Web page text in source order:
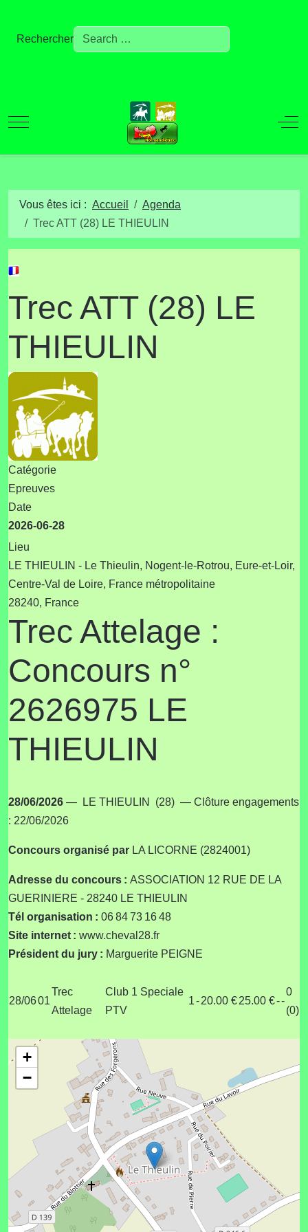
Rechercher
Mobile Menu Toggle Off-
Vous êtes ici : Accueil
Agenda
Trec ATT (28) LE THIEULIN
Trec ATT (28) LE
THIEULIN
Catégorie
Epreuves
Date
2026-06-28
Lieu
LE THIEULIN - Le Thieulin, Nogent-le-Rotrou, Eure-et-Loir,
Centre-Val de Loire, France métropolitaine
28240, France
Trec Attelage :
Concours n°
2626975 LE
THIEULIN
28/06/2026 — LE THIEULIN (28) — Clôture engagements
: 22/06/2026
Concours organisé par LA LICORNE (2824001)
Adresse du concours : ASSOCIATION 12 RUE DE LA
GUERINIERE - 28240 LE THIEULIN
Tél organisation : 06 84 73 16 48
Site internet : www.cheval28.fr
Président du jury : Marguerite PEIGNE
28/0601
Trec
Attelage
Club 1 Speciale
PTV
1-20.00 €25.00 €--
0
(0)
+
−